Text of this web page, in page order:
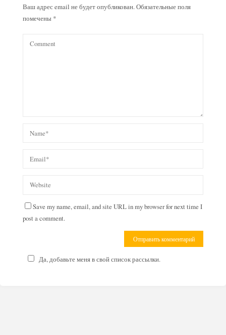
Ваш адрес email не будет опубликован.Обязательные поля
помечены *
Save my name, email, and site URL in my browser for next time I
post a comment.
Да, добавьте меня в свой список рассылки.